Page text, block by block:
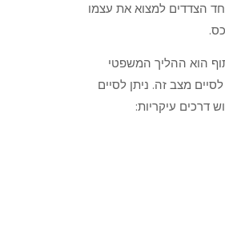
הצדדים למצוא את עצמו
הוא ההליך המשפטי
מצב זה. ניתן לסיים
דרכים עיקריות: